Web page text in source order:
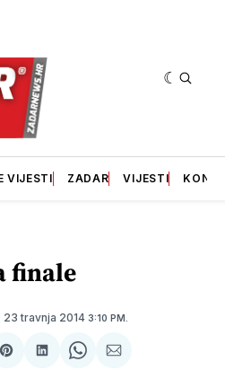
VIJESTI ZADAR VIJESTI
finale
23 travnja 2014 3:10 PM.
SharepodijeliSharepodijeli